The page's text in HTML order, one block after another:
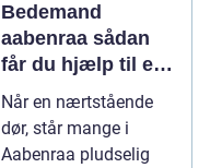
Bedemand
aabenraa sådan
får du hjælp til en
værdig afsked
Når en nærtstående
dør, står mange i
Aabenraa pludselig